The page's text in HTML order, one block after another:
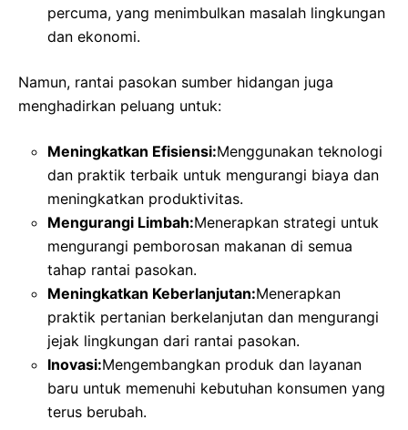
percuma, yang menimbulkan masalah lingkungan
dan ekonomi.
Namun, rantai pasokan sumber hidangan juga
menghadirkan peluang untuk:
Meningkatkan Efisiensi:Menggunakan teknologi
dan praktik terbaik untuk mengurangi biaya dan
meningkatkan produktivitas.
Mengurangi Limbah:Menerapkan strategi untuk
mengurangi pemborosan makanan di semua
tahap rantai pasokan.
Meningkatkan Keberlanjutan:Menerapkan
praktik pertanian berkelanjutan dan mengurangi
jejak lingkungan dari rantai pasokan.
Inovasi:Mengembangkan produk dan layanan
baru untuk memenuhi kebutuhan konsumen yang
terus berubah.